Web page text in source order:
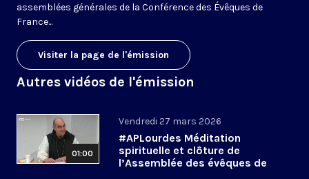
assemblées générales de la Conférence des Évêques de
France...
Visiter la page de l'émission
Autres vidéos de l'émission
01:00
Vendredi 27 mars 2026
#APLourdes Méditation
spirituelle et clôture de
l’Assemblée des évêques de